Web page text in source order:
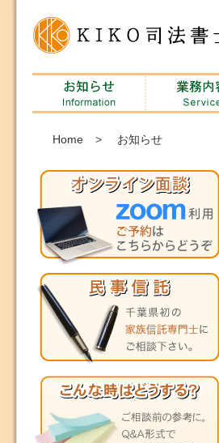
Home > お知らせ